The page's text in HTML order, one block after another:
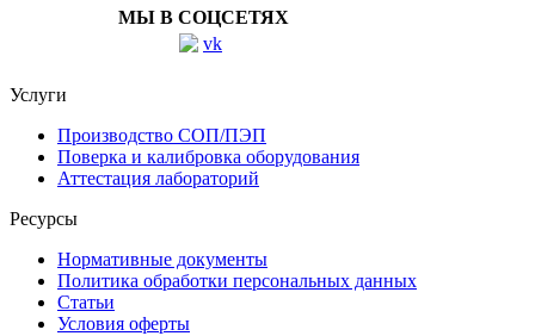
МЫ В СОЦСЕТЯХ
Услуги
Производство СОП/ПЭП
Поверка и калибровка оборудования
Аттестация лабораторий
Ресурсы
Нормативные документы
Политика обработки персональных данных
Статьи
Условия оферты